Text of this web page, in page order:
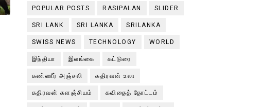
POPULAR POSTS RASIPALAN SLIDER
SRI LANK SRI LANKA SRILANKA
SWISS NEWS TECHNOLOGY WORLD
இந்தியா இலங்கை கட்டுரை
கண்ணீர் அஞ்சலி கதிரவன் உலா
கதிரவன் களஞ்சியம் கவிதைத் தோட்டம்